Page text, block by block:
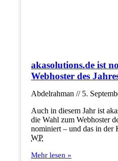
akasolutions.de ist
Webhoster des
Abdelrahman
5.
Auch in diesem Jahr ist
die Wahl zum Webhoster
nominiert – und das in der
WP
Mehr lesen »